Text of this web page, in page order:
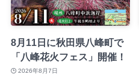
8月11日に秋田県八峰町で
「八峰花火フェス」開催！
2026年8月7日